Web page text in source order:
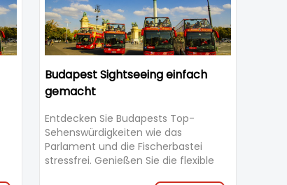
Budapest Sightseeing einfach
gemacht
Entdecken Sie Budapests Top-
Sehenswürdigkeiten wie das
Parlament und die Fischerbastei
stressfrei. Genießen Sie die flexible